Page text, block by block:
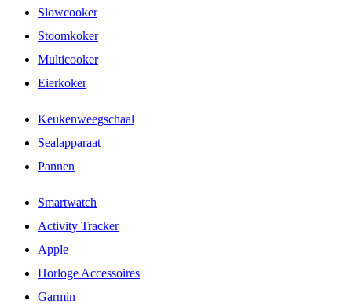
Slowcooker
Stoomkoker
Multicooker
Eierkoker
Keukenweegschaal
Sealapparaat
Pannen
Smartwatch
Activity Tracker
Apple
Horloge Accessoires
Garmin